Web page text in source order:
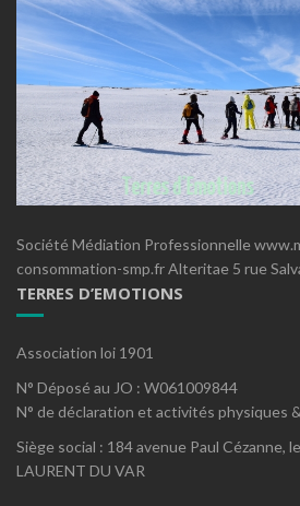
Société Médiation Professionnelle
consommation-smp.fr Alteritae 5 rue
TERRES D’EMOTIONS
Association loi 1901
N° Déposé au JO : W061009844
N° de déclaration et activités physiques
Siège social : 184 avenue Paul Cézanne,
LAURENT DU VAR